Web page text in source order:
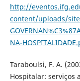
http://
content/uploads/
NA-
Taraboulsi, F. A.
Hospitalar: serviços